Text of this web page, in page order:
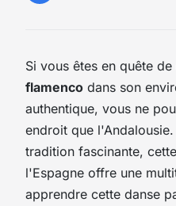
Si vous êtes en quête
flamenco dans son
authentique, vous ne
endroit que
tradition fascinante,
l'Espagne offre une
apprendre cette danse